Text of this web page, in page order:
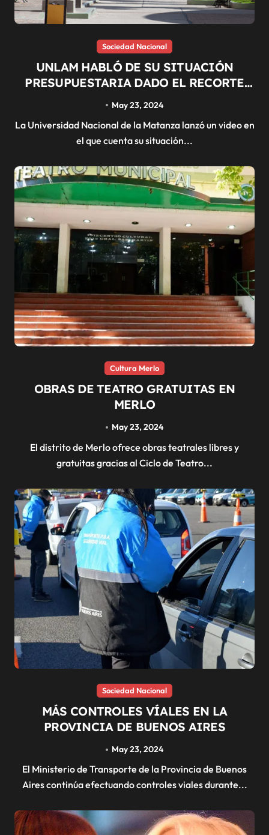
Sociedad Nacional
UNLAM HABLÓ DE SU SITUACIÓN
PRESUPUESTARIA DADO EL RECORTE
May 23, 2024
La Universidad Nacional de la Matanza lanzó un video en
el que cuenta su situación...
Cultura Merlo
OBRAS DE TEATRO GRATUITAS EN
MERLO
May 23, 2024
El distrito de Merlo ofrece obras teatrales libres y
gratuitas gracias al Ciclo de Teatro...
Sociedad Nacional
MÁS CONTROLES VÍALES EN LA
PROVINCIA DE BUENOS AIRES
May 23, 2024
El Ministerio de Transporte de la Provincia de Buenos
Aires continúa efectuando controles viales durante...